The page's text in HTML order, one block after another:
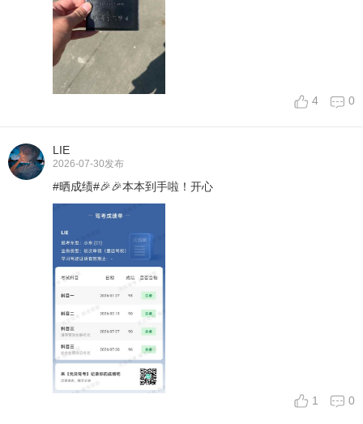
4 0
LIE
2026-07-30发布
#晒成绩#🎉🎉本本到手啦！开心
1 0